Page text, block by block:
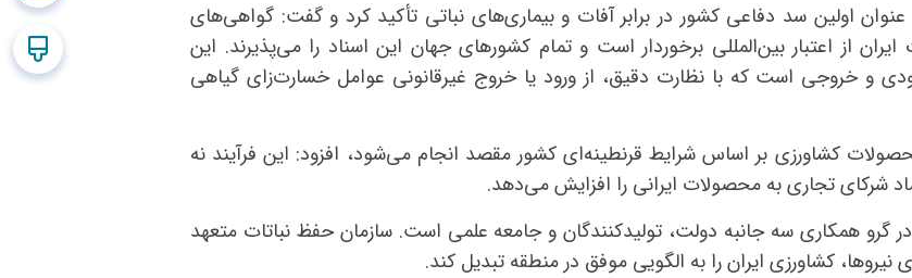
اولین سد دفاعی کشور در برابر آفات و بیماری‌های نباتی تأکید کرد و گفت: گواهی‌های
از اعتبار بین‌المللی برخوردار است و تمام کشورهای جهان این اسناد را می‌پذیرند. این
و خروجی است که با نظارت دقیق، از ورود یا خروج غیرقانونی عوامل خسارت‌زای گیاهی
کشاورزی بر اساس شرایط قرنطینه‌ای کشور مقصد انجام می‌شود، افزود: این فرآیند نه
شرکای تجاری به محصولات ایرانی را افزایش می‌دهد.
گرو همکاری سه جانبه دولت، تولیدکنندگان و جامعه علمی است. سازمان حفظ نباتات متعهد
نیروها، کشاورزی ایران را به الگویی موفق در منطقه تبدیل کند.